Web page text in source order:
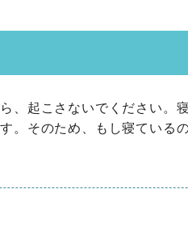
、起こさないでください。
。そのため、もし寝ている